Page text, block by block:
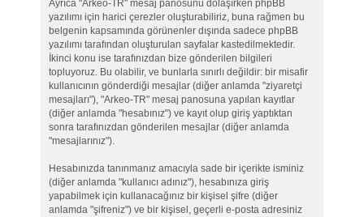
Ayrıca "Arkeo-TR" mesaj panosunu dolaşırken phpBB
yazılımı için harici çerezler oluşturabiliriz, buna rağmen bu
belgenin kapsamında görünenler dışında sadece phpBB
yazılımı tarafından oluşturulan sayfalar kastedilmektedir.
İkinci konu ise tarafınızdan bize gönderilen bilgileri
topluyoruz. Bu olabilir, ve bunlarla sınırlı değildir: bir misafir
kullanıcının gönderdiği mesajlar (diğer anlamda "ziyaretçi
mesajları"), "Arkeo-TR" mesaj panosuna yapılan kayıtlar
(diğer anlamda "hesabınız") ve kayıt olup giriş yaptıktan
sonra tarafınızdan gönderilen mesajlar (diğer anlamda
"mesajlarınız").
Hesabınızda tanınmanız amacıyla sade bir içerikte isminiz
(diğer anlamda "kullanıcı adınız"), hesabınıza giriş
yapabilmek için kullanacağınız bir kişisel şifre (diğer
anlamda "şifreniz") ve bir kişisel, geçerli e-posta adresiniz